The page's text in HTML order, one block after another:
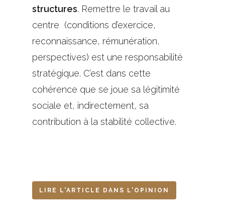
structures. Remettre le travail au
centre (conditions d’exercice,
reconnaissance, rémunération,
perspectives) est une responsabilité
stratégique. C’est dans cette
cohérence que se joue sa légitimité
sociale et, indirectement, sa
contribution à la stabilité collective.
LIRE L'ARTICLE DANS L'OPINION